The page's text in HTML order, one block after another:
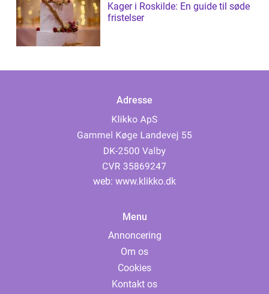
Kager i Roskilde: En guide til søde
fristelser
Adresse
web: www.klikko.dk
Menu
Annoncering
Om os
Cookies
Kontakt os